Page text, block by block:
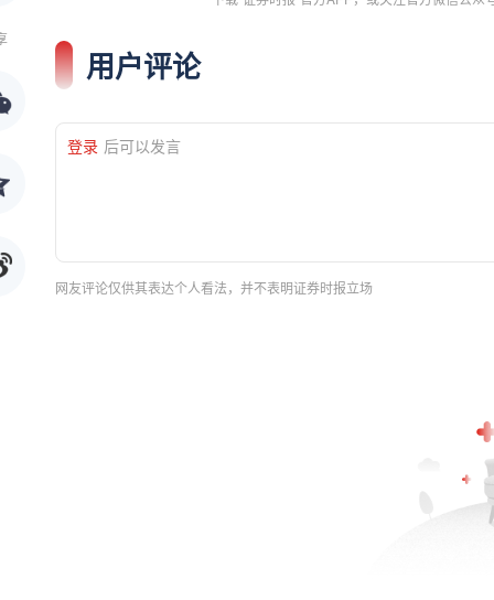
用户评论
登录 后可以发言
网友评论仅供其表达个人看法，并不表明证券时报立场